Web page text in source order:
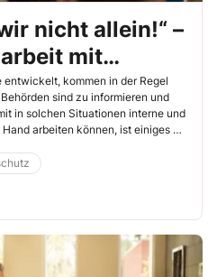
nicht allein!“ –
mit
entwickelt, kommen in der Regel
sind zu informieren und
in solchen Situationen interne und
arbeiten können, ist einiges an
von Strategien für die Krise zu